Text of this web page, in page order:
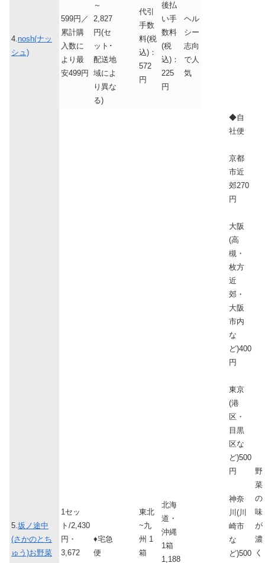
4.nosh(ナッ
シュ)
599円／
累計購
入数に
より最
安499円
～
2,827
円(セ
ット･
配送地
域によ
り異な
る)
代引
手数
料(税
込)：
572
円
後払
い手
数料
(税
込)：
225
円
ヘル
シー
志向
で人
気
5.坂ノ途中
(さかのとち
ゅう)お野菜
1セッ
ト/2,430
円・
3,672
♦宅急
便
東北
~九
州 1
箱
北海
道・
沖縄
1箱
1,188
◆自
社便
京都
市近
郊270
円
大阪
(高
槻・
枚方
近
郊・
大阪
市内
な
ど)400
円
東京
(港
区・
目黒
区な
ど)500
円
神奈
川(川
崎市
な
ど)500
野
菜
の
味
が
濃
く